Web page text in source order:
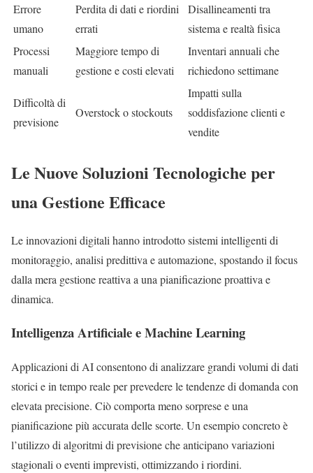
Errore
umano
Perdita di dati e riordini
errati
Disallineamenti tra
sistema e realtà fisica
Processi
manuali
Maggiore tempo di
gestione e costi elevati
Inventari annuali che
richiedono settimane
Difficoltà di
previsione
Overstock o stockouts
Impatti sulla
soddisfazione clienti e
vendite
Le Nuove Soluzioni Tecnologiche per
una Gestione Efficace
Le innovazioni digitali hanno introdotto sistemi intelligenti di
monitoraggio, analisi predittiva e automazione, spostando il focus
dalla mera gestione reattiva a una pianificazione proattiva e
dinamica.
Intelligenza Artificiale e Machine Learning
Applicazioni di AI consentono di analizzare grandi volumi di dati
storici e in tempo reale per prevedere le tendenze di domanda con
elevata precisione. Ciò comporta meno sorprese e una
pianificazione più accurata delle scorte. Un esempio concreto è
l’utilizzo di algoritmi di previsione che anticipano variazioni
stagionali o eventi imprevisti, ottimizzando i riordini.